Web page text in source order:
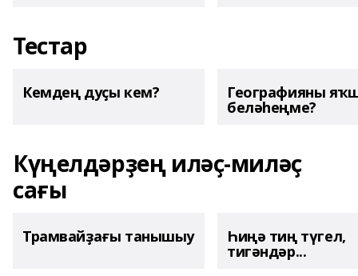
Тестар
Кемдең дуҫы кем? Географияны
беләһеңме?
Күңелдәрҙең иләҫ-миләҫ
сағы
Трамвайҙағы танышыу Һиңә тиң түгел,
тигәндәр...